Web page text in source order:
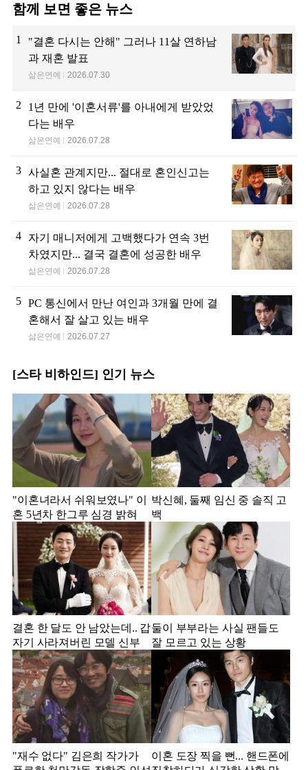
함께 보면 좋은 뉴스
1
"결혼 다시는 안해" 그러나 11살 연하남
과 재혼 발표
삶은연예 2026.07.30
2
1년 만에 '이혼서류'를 아내에게 받았었
다는 배우
삶은연예 2026.07.28
3 사실혼 관계지만... 절대로 혼인신고는
하고 있지 않다는 배우
삶은연예 2026.07.28
4
자기 매니저에게 고백했다가 연속 3번
차였지만... 결국 결혼에 성공한 배우
삶은연예 2026.07.28
5 PC 통신에서 만난 여인과 3개월 만에 결
혼해서 잘 살고 있는 배우
삶은연예 2026.07.27
[스타 비하인드] 인기 뉴스
"이혼녀라서 쉬워보였나" 이
혼 5년차 한그루 심경 밝혀
박신혜, 둘째 임신 중 솔직 고
백
결혼 한 달도 안 남았는데.. 갑
자기 사라져버린 모델 신부
둘이 부부라는 사실 팬들도
잘 모르고 있는 상황
"재수 없다" 김은희 작가가
이혼 도장 찍을 뻔... 핸드폰에